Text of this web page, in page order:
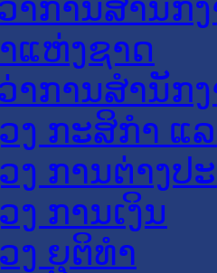
າການສໍານັກ
ແຫ່ງຊາດ
າການສຳນັກ
ງ ກະສິກຳ ແ
ງ ການຕ່າງປ
ງ ການເງິນ
ງ ຍຸຕິທໍາ